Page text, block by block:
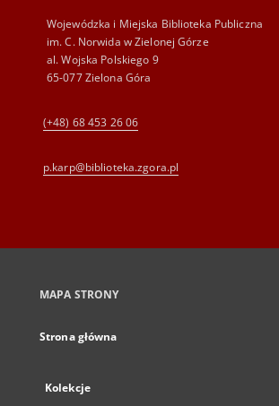
Wojewódzka i Miejska Biblioteka Publiczna
im. C. Norwida w Zielonej Górze
al. Wojska Polskiego 9
65-077 Zielona Góra
(+48) 68 453 26 06
p.karp@biblioteka.zgora.pl
MAPA STRONY
Strona główna
Kolekcje